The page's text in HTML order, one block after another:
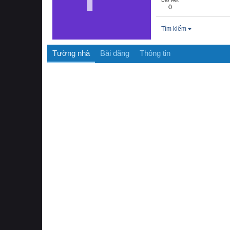
0
Tìm kiếm
Tường nhà Bài đăng Thông tin